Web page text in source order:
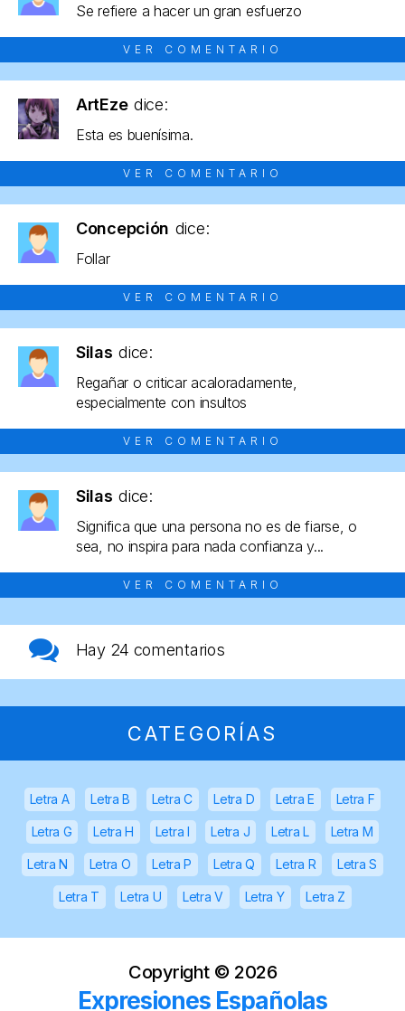
Se refiere a hacer un gran esfuerzo
VER COMENTARIO
ArtEze dice:
Esta es buenísima.
VER COMENTARIO
Concepción dice:
Follar
VER COMENTARIO
Silas dice:
Regañar o criticar acaloradamente,
especialmente con insultos
VER COMENTARIO
Silas dice:
Significa que una persona no es de fiarse, o
sea, no inspira para nada confianza y...
VER COMENTARIO
Hay 24 comentarios
CATEGORÍAS
Letra A Letra B Letra C Letra D Letra E Letra F
Letra G Letra H Letra I Letra J Letra L Letra M
Letra N Letra O Letra P Letra Q Letra R Letra S
Letra T Letra U Letra V Letra Y Letra Z
Copyright © 2026
Expresiones Españolas